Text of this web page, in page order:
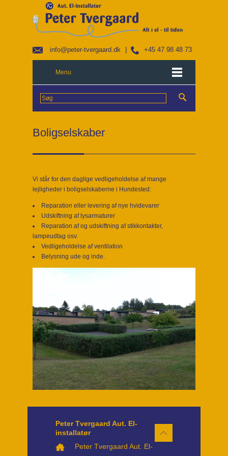
info@peter-tvergaard.dk +45 47 98 48 73
Menu
Boligselskaber
Vi står for den daglige vedligeholdelse af mange
lejligheder i boligselskaberne i Hundested:
Reparation eller levering af nye hvidevarer
Udskiftning af lysarmaturer
Reparation af og udskiftning af stikkontakter,
lampeudtag osv.
Vedligeholdelse af ventilation
Belysning ude og inde.
Peter Tvergaard Aut. El-
installatør
Peter Tvergaard Aut. El-